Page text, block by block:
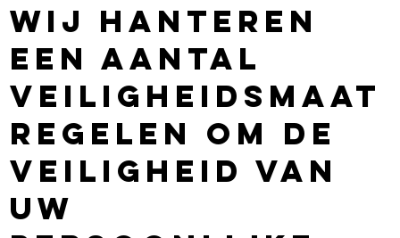
Wij hanteren
een aantal
veiligheidsmaat
regelen om de
veiligheid van
uw